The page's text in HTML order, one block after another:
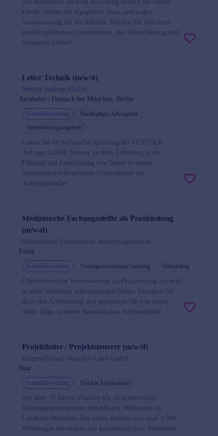
Als Marktleiter (m/w/d) in Grafing steuern Sie unsere
Filiale, führen ein engagiertes Team und tragen
Verantwortung für die Abläufe. Werden Sie Teil eines
familiengeführten Unternehmens, das Wertschätzung und
Teamgeist fördert!
Leiter Technik (m/w/d)
Vestner Aufzüge GmbH
Aschheim / Dornach bei München, Berlin
Schnellbewerbung
Nachhaltiger Arbeitgeber
Weiterbildungsangebote
Leiten Sie die technische Abteilung bei VESTNER
Aufzüge GmbH! Nutzen Sie Ihre Erfahrung in der
Führung und Entwicklung von Teams in einem
international erfolgreichen Unternehmen der
Aufzugsbranche.
Medizinische Fachangestellte als Praxisleitung
(m/w/d)
Orthopädisch Chirurgische Versorgungszentren
Poing
Schnellbewerbung Vermögenswirksame Leistung Onboarding
Übernehmen Sie Verantwortung als Praxisleitung (m/w/d)
in einer modernen orthopädischen Praxis. Gestalten Sie
aktiv den Arbeitsalltag und profitieren Sie von einem
tollen Team in einem harmonischen Arbeitsumfeld.
Projektleiter / Projektsteuerer (m/w/d)
Baugesellschaft München-Land GmbH
Haar
Schnellbewerbung Flexible Arbeitszeiten
Seit über 70 Jahren schaffen wir als kommunales
Wohnungsunternehmen bezahlbaren Wohnraum im
Landkreis München. Bei einem Bestand von rund 3.900
Wohnungen investieren wir kontinuierlich in Neubauten,